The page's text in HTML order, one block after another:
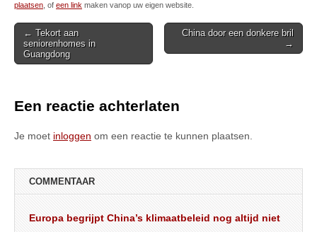
plaatsen , of een link maken vanop uw eigen website.
Post
navigation
← Tekort aan
seniorenhomes in
Guangdong
China door een donkere bril
→
Een reactie achterlaten
Je moet inloggen om een reactie te kunnen plaatsen.
COMMENTAAR
Europa begrijpt China’s klimaatbeleid nog altijd niet